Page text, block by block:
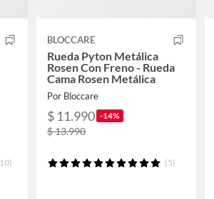
BLOCCARE
Rueda Pyton Metálica
Rosen Con Freno - Rueda
Cama Rosen Metálica
Por Bloccare
$ 11.990 -14%
$ 13.990
(5)